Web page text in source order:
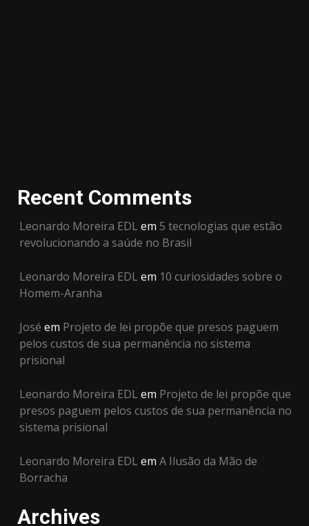
Recent Comments
Leonardo Moreira EDL em 5 tecnologias que estão
revolucionando a saúde no Brasil
Leonardo Moreira EDL em 10 curiosidades sobre o
Homem-Aranha
José em Projeto de lei propõe que presos paguem
pelos custos de sua permanência no sistema
prisional
Leonardo Moreira EDL em Projeto de lei propõe que
presos paguem pelos custos de sua permanência no
sistema prisional
Leonardo Moreira EDL em A Ilusão da Mão de
Borracha
Archives